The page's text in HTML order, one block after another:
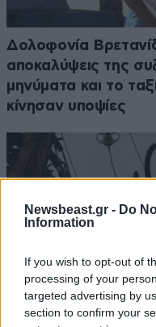
Newsbeast.gr - Do
Information
If you wish to opt-out of
processing of your
targeted advertising by
section to confirm your
Δολοφονία
αποκαλύψεις της
μηνύματα και το
κίνησαν υποψίες